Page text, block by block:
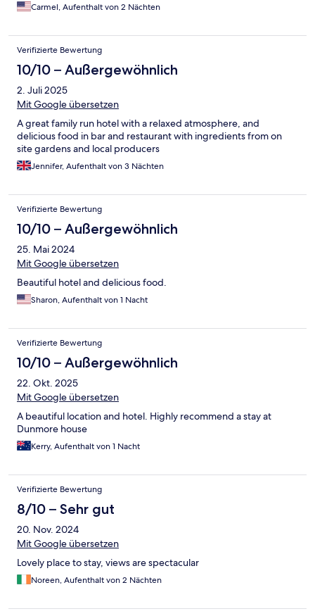
Carmel, Aufenthalt von 2 Nächten
Verifizierte Bewertung
10/10 – Außergewöhnlich
2. Juli 2025
Mit Google übersetzen
A great family run hotel with a relaxed atmosphere, and
delicious food in bar and restaurant with ingredients from on
site gardens and local producers
Jennifer, Aufenthalt von 3 Nächten
Verifizierte Bewertung
10/10 – Außergewöhnlich
25. Mai 2024
Mit Google übersetzen
Beautiful hotel and delicious food.
Sharon, Aufenthalt von 1 Nacht
Verifizierte Bewertung
10/10 – Außergewöhnlich
22. Okt. 2025
Mit Google übersetzen
A beautiful location and hotel. Highly recommend a stay at
Dunmore house
Kerry, Aufenthalt von 1 Nacht
Verifizierte Bewertung
8/10 – Sehr gut
20. Nov. 2024
Mit Google übersetzen
Lovely place to stay, views are spectacular
Noreen, Aufenthalt von 2 Nächten